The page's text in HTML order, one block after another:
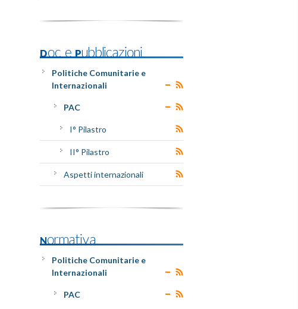
Doc e Pubblicazioni
Politiche Comunitarie e
Internazionali
PAC
I° Pilastro
II° Pilastro
Aspetti internazionali
Normativa
Politiche Comunitarie e
Internazionali
PAC